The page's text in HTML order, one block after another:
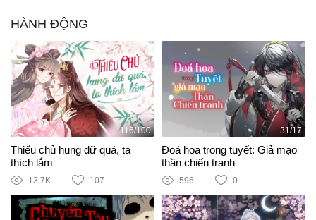
HÀNH ĐỘNG
116/100
Thiếu chủ hung dữ quá, ta
thích lắm
13.7K 107
31/17
Đoá hoa trong tuyết: Giả mạo
thần chiến tranh
596 0